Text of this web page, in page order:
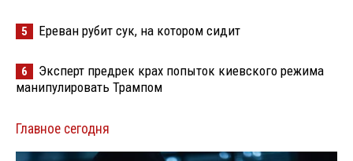
5 Ереван рубит сук, на котором сидит
6
Эксперт предрек крах попыток киевского режима
манипулировать Трампом
Главное сегодня